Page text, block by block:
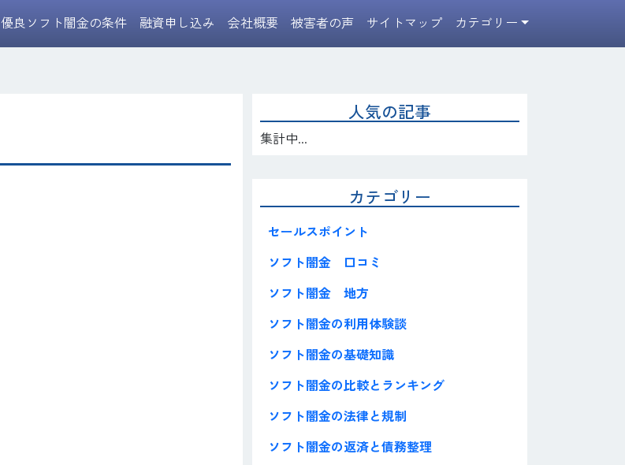
優良ソフト闇金の条件 融資申し込み 会社概要 被害者の声 サイトマップ カテゴリー
人気の記事
集計中...
カテゴリー
セールスポイント
ソフト闇金 口コミ
ソフト闇金 地方
ソフト闇金の利用体験談
ソフト闇金の基礎知識
ソフト闇金の比較とランキング
ソフト闇金の法律と規制
ソフト闇金の返済と債務整理